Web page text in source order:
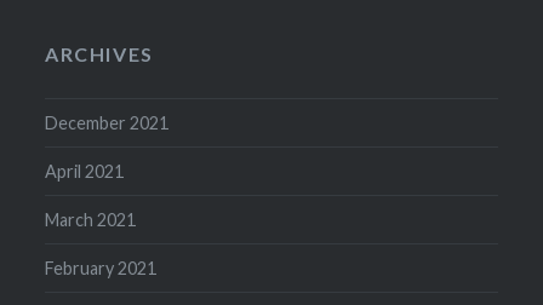
ARCHIVES
December 2021
April 2021
March 2021
February 2021